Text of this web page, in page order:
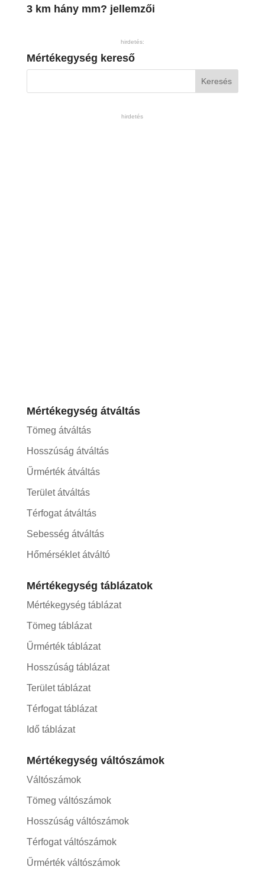
3 km hány mm? jellemzői
hirdetés:
Mértékegység kereső
hirdetés
Mértékegység átváltás
Tömeg átváltás
Hosszúság átváltás
Űrmérték átváltás
Terület átváltás
Térfogat átváltás
Sebesség átváltás
Hőmérséklet átváltó
Mértékegység táblázatok
Mértékegység táblázat
Tömeg táblázat
Űrmérték táblázat
Hosszúság táblázat
Terület táblázat
Térfogat táblázat
Idő táblázat
Mértékegység váltószámok
Váltószámok
Tömeg váltószámok
Hosszúság váltószámok
Térfogat váltószámok
Űrmérték váltószámok